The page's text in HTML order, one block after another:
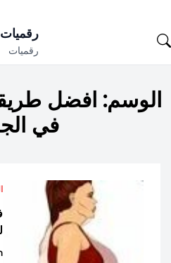
to
رقميات
رقميات
الوسم: افضل
في